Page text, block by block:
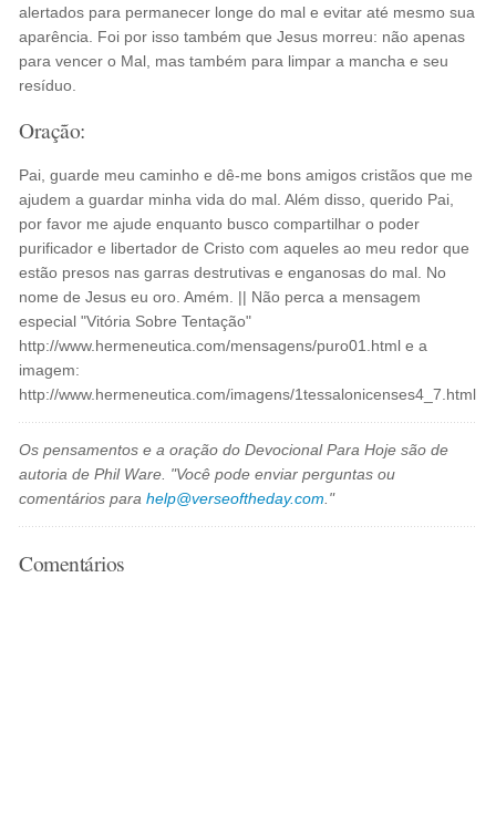
alertados para permanecer longe do mal e evitar até mesmo sua
aparência. Foi por isso também que Jesus morreu: não apenas
para vencer o Mal, mas também para limpar a mancha e seu
resíduo.
Oração:
Pai, guarde meu caminho e dê-me bons amigos cristãos que me
ajudem a guardar minha vida do mal. Além disso, querido Pai,
por favor me ajude enquanto busco compartilhar o poder
purificador e libertador de Cristo com aqueles ao meu redor que
estão presos nas garras destrutivas e enganosas do mal. No
nome de Jesus eu oro. Amém. || Não perca a mensagem
especial "Vitória Sobre Tentação"
http://www.hermeneutica.com/mensagens/puro01.html e a
imagem:
http://www.hermeneutica.com/imagens/1tessalonicenses4_7.html
Os pensamentos e a oração do Devocional Para Hoje são de
autoria de Phil Ware. "Você pode enviar perguntas ou
comentários parahelp@verseoftheday.com ."
Comentários